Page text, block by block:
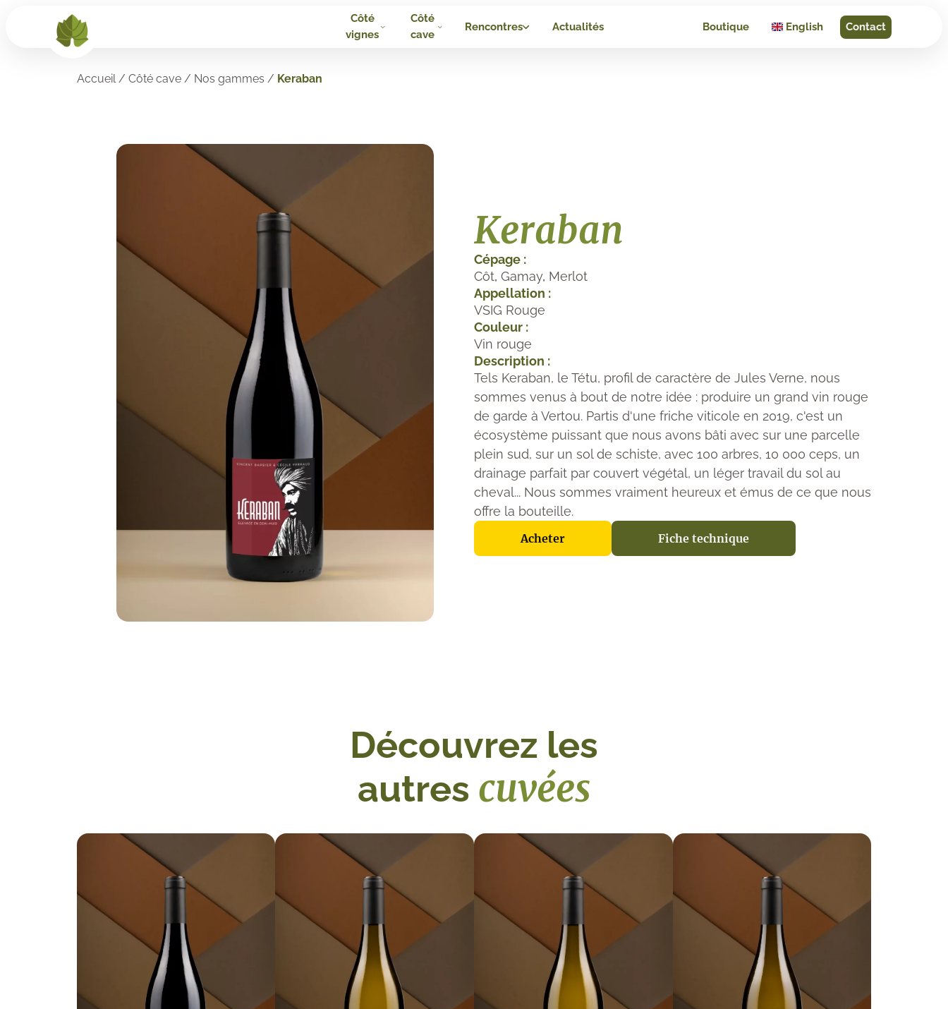
Côté
vignes
Côté
cave
Rencontres Actualités Boutique English Contact
Accueil/ Côté cave/ Nos gammes / Keraban
Keraban
Cépage :
Côt, Gamay, Merlot
Appellation :
VSIG Rouge
Couleur :
Vin rouge
Description :
Tels Keraban, le Tétu, profil de caractère de Jules Verne, nous
sommes venus à bout de notre idée : produire un grand vin rouge
de garde à Vertou. Partis d'une friche viticole en 2019, c'est un
écosystème puissant que nous avons bâti avec sur une parcelle
plein sud, sur un sol de schiste, avec 100 arbres, 10 000 ceps, un
drainage parfait par couvert végétal, un léger travail du sol au
cheval... Nous sommes vraiment heureux et émus de ce que nous
offre la bouteille.
Acheter Fiche technique
Découvrez les
autres cuvées